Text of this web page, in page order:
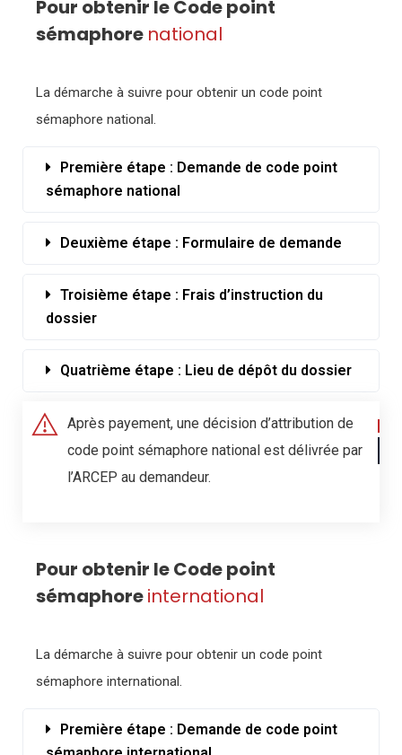
Pour obtenir le Code point
sémaphore national
La démarche à suivre pour obtenir un code point
sémaphore national.
Première étape : Demande de code point
sémaphore national
Deuxième étape : Formulaire de demande
Troisième étape : Frais d’instruction du
dossier
Quatrième étape : Lieu de dépôt du dossier
Après payement, une décision d’attribution de
code point sémaphore national est délivrée par
l’ARCEP au demandeur.
Pour obtenir le Code point
sémaphoreinternational
La démarche à suivre pour obtenir un code point
sémaphore international.
Première étape : Demande de code point